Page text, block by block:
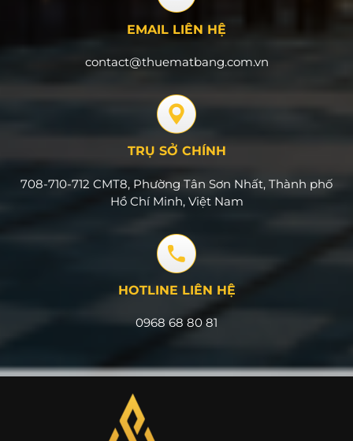
EMAIL LIÊN HỆ
contact@thuematbang.com.vn
TRỤ SỞ CHÍNH
708-710-712 CMT8, Phường Tân Sơn Nhất, Thành phố
Hồ Chí Minh, Việt Nam
HOTLINE LIÊN HỆ
0968 68 80 81